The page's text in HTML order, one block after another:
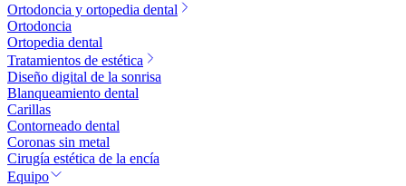
Ortodoncia y ortopedia dental
Ortodoncia
Ortopedia dental
Tratamientos de estética
Diseño digital de la sonrisa
Blanqueamiento dental
Carillas
Contorneado dental
Coronas sin metal
Cirugía estética de la encía
Equipo